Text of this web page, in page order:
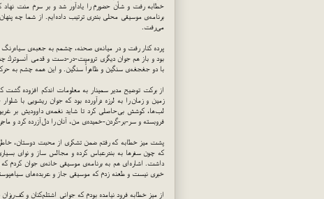
خطابه رفت و شأن حضورم را یادآور شد و بر سرم منت
برنامه‌ی موسیقی محلی بندری ترتیب داده‌ایم. از شما چه
می‌رفت.
پرده كنار رفت و در میانه‌ی صحنه، چشمم به جعبه‌ی سیاه‌رنگ
بود و باز هم جوان دیگری ترومپت-در-دست و قدمی آنسوترك
با دو جغجغه‌ی سنگین و ظاهراً سنگین. و این همه چشم به
از بركت توضیح مدیر سمینار به معلومات اندكم افزوده
زمین و زمان را به لرزه درآورده بود كه جوان ریشویی با
لب‌ها، كوشش بی‌حاصلی كرد تا شاید نغمه‌ی داوودیش بر
فروبسته و سر-بر-گردن-خمیده‌ی من، آنان را دل‌آزرده كرد و
پشت میز خطابه كه رفتم ضمن تشكری از محبت دوستان،
كه چون سفرها به بندرعباس كرده و مجالس ساز و نوای
داشت. اشاره‌ای هم به برنامه‌ی موسیقی خانه‌ی جوان كردم
خبری نیست و طعنه زدم كه موسیقی جاز و عربده‌های
از میز خطابه فرود نیامده بودم كه جوانی اشتلم‌كنان و